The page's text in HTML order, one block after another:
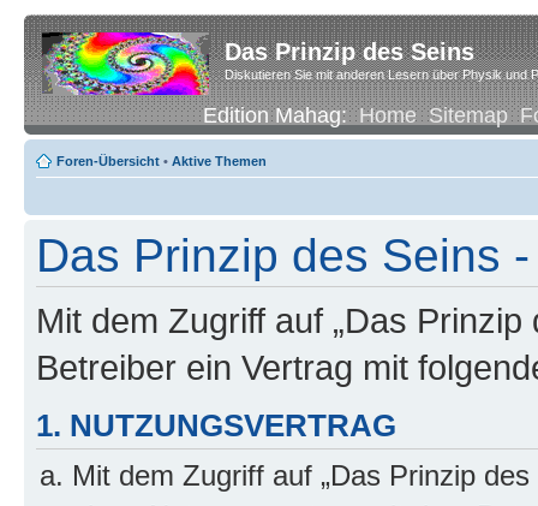
Das Prinzip des Seins
Diskutieren Sie mit anderen Lesern über Physik und
Edition Mahag:Home Sitemap
Foren-Übersicht • Aktive Themen
Das Prinzip des Seins
Mit dem Zugriff auf „Das
Betreiber ein Vertrag mit
1. NUTZUNGSVERTRAG
Mit dem Zugriff auf „Das Prinzip